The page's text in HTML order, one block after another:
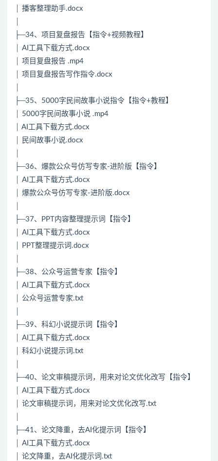
│ 播客整理助手.docx
├─34、项目复盘报告【指令+视频教程】
│ AI工具下载方式.docx
│ 项目复盘报告 .mp4
│ 项目复盘报告写作指令.docx
├─35、5000字民间故事小说指令【指令+教程】
│ 5000字民间故事小说 .mp4
│ AI工具下载方式.docx
│ 民间故事小说.docx
├─36、爆款公众号仿写专家-进阶版【指令】
│ AI工具下载方式.docx
│ 爆款公众号仿写专家-进阶版.docx
├─37、PPT内容整理提示词【指令】
│ AI工具下载方式.docx
│ PPT整理提示词.docx
├─38、公众号运营专家【指令】
│ AI工具下载方式.docx
│ 公众号运营专家.txt
├─39、科幻小说提示词【指令】
│ AI工具下载方式.docx
│ 科幻小说提示词.txt
├─40、论文审稿提示词，用来对论文优化改写【指令】
│ AI工具下载方式.docx
│ 论文审稿提示词，用来对论文优化改写.txt
├─41、论文降重，去AI化提示词【指令】
│ AI工具下载方式.docx
│ 论文降重，去AI化提示词.txt